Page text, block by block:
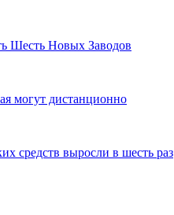
Шесть Новых Заводов
могут дистанционно
средств выросли в шесть раз